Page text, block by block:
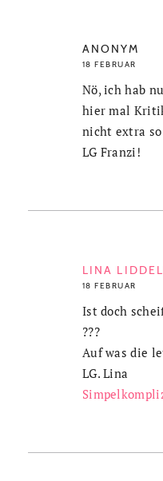
ANONYM
18 FEBRUAR
Nö, ich hab
hier mal
nicht extra
LG Franzi!
LINA
18 FEBRUAR
Ist doch
???
Auf was die
LG. Lina